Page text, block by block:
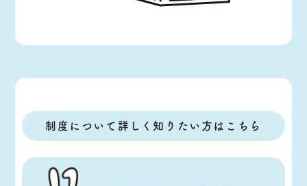
制度について詳しく知りたい方はこちら